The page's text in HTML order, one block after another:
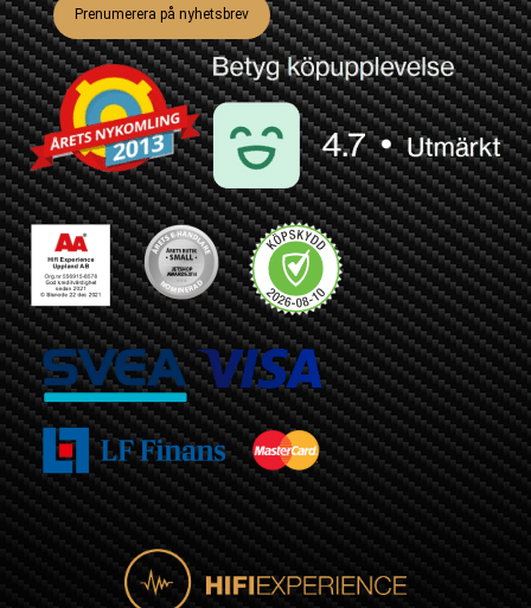
Prenumerera på nyhetsbrev